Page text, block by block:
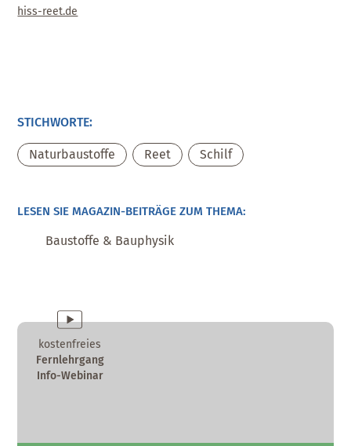
hiss-reet.de
STICHWORTE:
Naturbaustoffe , Reet , Schilf
LESEN SIE MAGAZIN-BEITRÄGE ZUM THEMA:
Baustoffe & Bauphysik
kostenfreies
Fernlehrgang
Info-Webinar